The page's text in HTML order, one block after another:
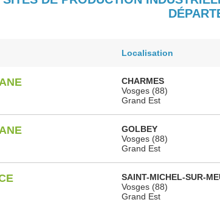
Localisation
CHARMES
Vosges (88)
Grand Est
GOLBEY
Vosges (88)
Grand Est
SAINT-MICHEL-SUR-
Vosges (88)
Grand Est